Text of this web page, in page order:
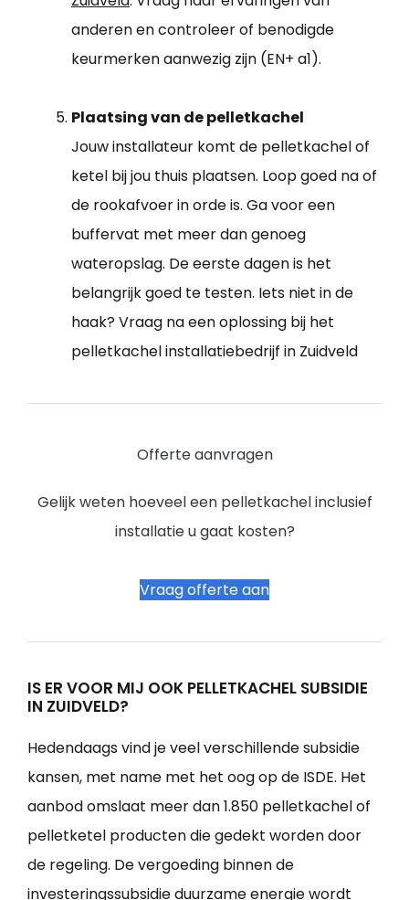
anderen en controleer of benodigde
keurmerken aanwezig zijn (EN+ a1).
Plaatsing van de pelletkachel
Jouw installateur komt de pelletkachel of
ketel bij jou thuis plaatsen. Loop goed na of
de rookafvoer in orde is. Ga voor een
buffervat met meer dan genoeg
wateropslag. De eerste dagen is het
belangrijk goed te testen. Iets niet in de
haak? Vraag na een oplossing bij het
pelletkachel installatiebedrijf in Zuidveld
Offerte aanvragen
Gelijk weten hoeveel een pelletkachel inclusief
installatie u gaat kosten?
Vraag offerte aan
IS ER VOOR MIJ OOK PELLETKACHEL SUBSIDIE
IN ZUIDVELD?
Hedendaags vind je veel verschillende subsidie
kansen, met name met het oog op de ISDE. Het
aanbod omslaat meer dan 1.850 pelletkachel of
pelletketel producten die gedekt worden door
de regeling. De vergoeding binnen de
investeringssubsidie duurzame energie wordt